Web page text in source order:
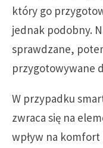
który go
jednak podobny.
sprawdzane,
przygotowywane
W przypadku
zwraca się na
wpływ na komfort